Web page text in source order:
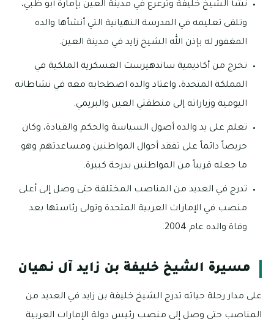
نشأ الشيخ خليفة وترعرع في مدينة العين بإمارة أبو ظبي،
وتلقى تعليمه في المدرسة النهيانية التي أنشأها والده
المغفور له بإذن الله الشيخ زايد في مدينة العين.
تخرج من أكاديمية ساندهيرست العسكرية الملكية في
المملكة المتحدة، واعتاد والده اصطحابه معه في نشاطاته
اليومية وزياراته إلى منطقتي العين والبريمي.
تعلم على يد والده أصول السياسة والحكم والقيادة، وكان
حريصاً دائماً على تفقد أحوال المواطنين ومساعدتهم وهو
ما جعله قريباً من المواطنين بدرجة كبيرة.
تدرج في العديد من المناصب المختلفة حتى وصل إلى أعلى
منصب في الإمارات العربية المتحدة وتولى رئاستها بعد
وفاة والده عام 2004.
مسيرة الشيخ خليفة بن زايد آل نهيان
على مدار رحلة حياته تدرج الشيخ خليفة بن زايد في العديد من
المناصب حتى وصل إلى منصب رئيس دولة الإمارات العربية